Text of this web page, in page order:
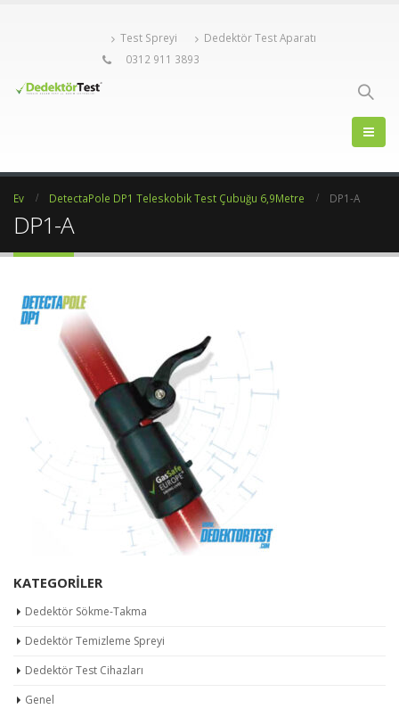
Test Spreyi
Dedektör Test Aparatı
0312 911 3893
Ev DetectaPole DP1 Teleskobik Test Çubuğu 6,9Metre DP1-A
DP1-A
KATEGORILER
Dedektör Sökme-Takma
Dedektör Temizleme Spreyi
Dedektör Test Cihazları
Genel